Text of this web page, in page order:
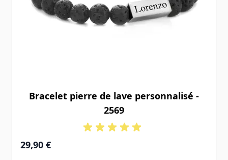
Bracelet pierre de lave personnalisé -
2569
29,90 €